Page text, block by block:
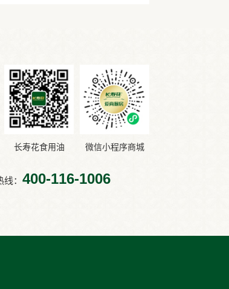
长寿花食用油 微信小程序商城
线：400-116-1006